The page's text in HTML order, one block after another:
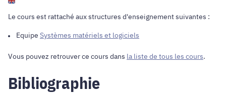
Le cours est rattaché aux structures d'enseignement suivantes :
Equipe Systèmes matériels et logiciels
Vous pouvez retrouver ce cours dans la liste de tous les cours.
Bibliographie